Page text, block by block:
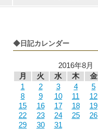
◆日記カレンダー
2016年8月
月
火 水 木 金
1
2 3 4 5
8
9 10 11 12
15
16 17 18 19
22
23 24 25 26
29
30 31